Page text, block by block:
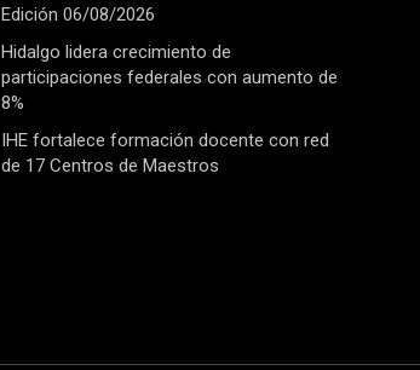
Edición 06/08/2026
Hidalgo lidera crecimiento de
participaciones federales con aumento de
8%
IHE fortalece formación docente con red
de 17 Centros de Maestros